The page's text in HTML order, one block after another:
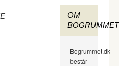
OM
BOGRUMMET
Bogrummet.dk
består